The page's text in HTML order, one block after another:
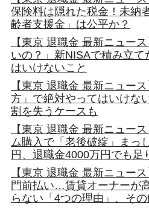
保険料は隠れた税金！未納
齢者支援金」は公平か？
【東京 退職金 最新ニュー
いの？」新NISAで積み立て
はいけないこと
【東京 退職金 最新ニュー
方」で絶対やってはいけな
割を失うケースも
【東京 退職金 最新ニュー
ム購入で「老後破綻」まっ
円、退職金4000万円でも足
【東京 退職金 最新ニュー
門前払い…賃貸オーナーが
らない「4つの理由」、そ